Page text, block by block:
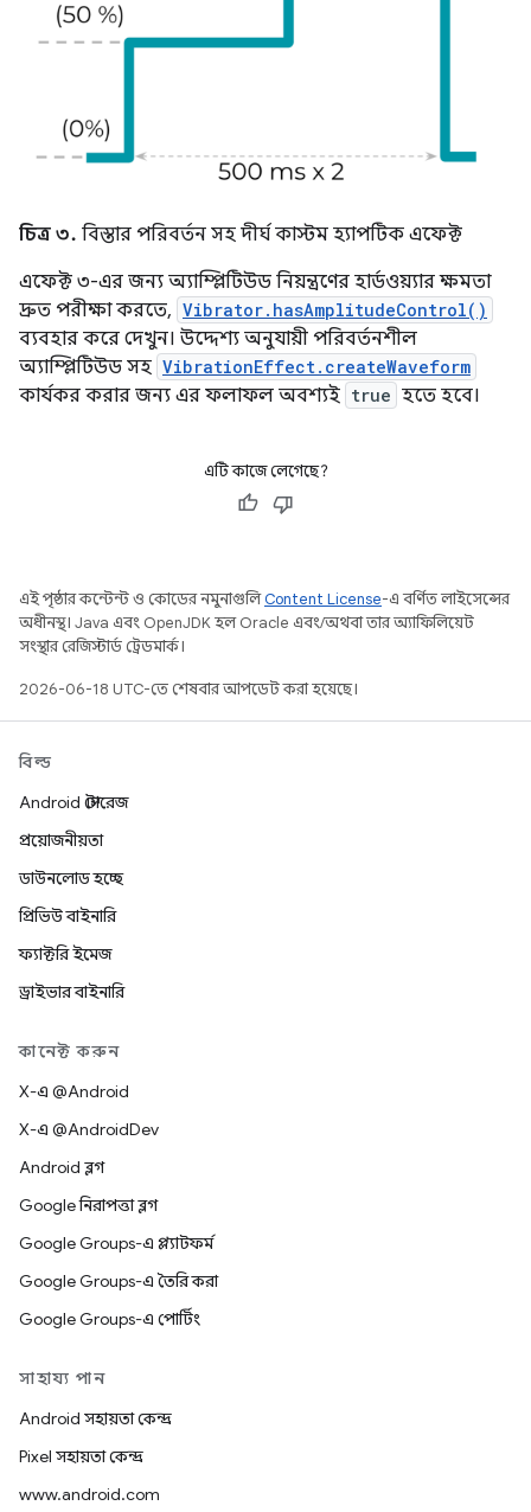
চিত্র ৩. বিস্তার পরিবর্তন সহ দীর্ঘ কাস্টম হ্যাপটিক এফেক্ট
এফেক্ট ৩-এর জন্য অ্যাম্প্লিটিউড নিয়ন্ত্রণের হার্ডওয়্যার ক্ষমতা
দ্রুত পরীক্ষা করতে, Vibrator.hasAmplitudeControl()
ব্যবহার করে দেখুন। উদ্দেশ্য অনুযায়ী পরিবর্তনশীল
অ্যাম্প্লিটিউড সহ VibrationEffect.createWaveform
কার্যকর করার জন্য এর ফলাফল অবশ্যই true হতে হবে।
এটি কাজে লেগেছে?
এই পৃষ্ঠার কন্টেন্ট ও কোডের নমুনাগুলিContent License-এ বর্ণিত লাইসেন্সের
অধীনস্থ। Java এবং OpenJDK হল Oracle এবং/অথবা তার অ্যাফিলিয়েট
সংস্থার রেজিস্টার্ড ট্রেডমার্ক।
2026-06-18 UTC-তে শেষবার আপডেট করা হয়েছে।
বিল্ড
Android স্টোরেজ
প্রয়োজনীয়তা
ডাউনলোড হচ্ছে
প্রিভিউ বাইনারি
ফ্যাক্টরি ইমেজ
ড্রাইভার বাইনারি
কানেক্ট করুন
X-এ @Android
X-এ @AndroidDev
Android ব্লগ
Google নিরাপত্তা ব্লগ
Google Groups-এ প্ল্যাটফর্ম
Google Groups-এ তৈরি করা
Google Groups-এ পোর্টিং
সাহায্য পান
Android সহায়তা কেন্দ্র
Pixel সহায়তা কেন্দ্র
www.android.com